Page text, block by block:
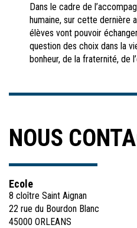
Dans le cadre de
humaine, sur cette dernière
élèves vont pouvoir
question des choix dans la
bonheur, de la fraternité, de
NOUS
Ecole
8 cloître Saint Aignan
22 rue du Bourdon Blanc
45000 ORLEANS